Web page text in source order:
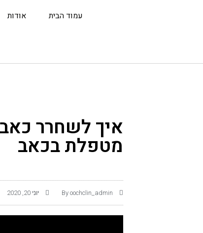
עמוד הבית אודות
איך לשחרר
מטפלת בכאב
By oochclin_admin יוני 20, 2020